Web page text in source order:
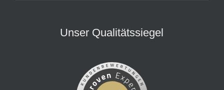
Unser Qualitätssiegel